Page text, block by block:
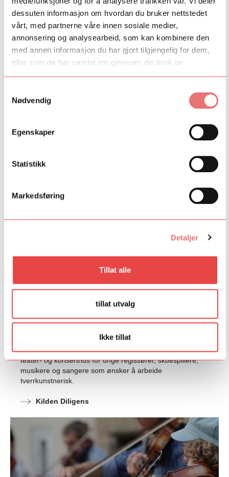
dessuten informasjon om hvordan du bruker nettstedet
vårt, med partnerne våre innen sosiale medier,
annonsering og analysearbeid, som kan kombinere den
med annen informasjon du har gjort tilgjengelig for dem,
eller som de har samlet inn gjennom din bruk av
tjenestene deres.
Nødvendig
Egenskaper
Statistikk
Markedsføring
Detaljer
Tillat alle
tillat utvalg
Ikke tillat
gøy. I tillegg til dette prøver jeg også å lage min egen musikk
innemellom, noe jeg håper å kunne jobbe med i fremtiden.
Les mer om Det Norske Jentekor.
Foto: Det Norske Jentekor
Ja
Kilden Diligens er et flerårig talentprogram ved Kilden
teater- og konserthus for unge regissører, skuespillere,
musikere og sangere som ønsker å arbeide
tverrkunstnerisk.
Kilden Diligens